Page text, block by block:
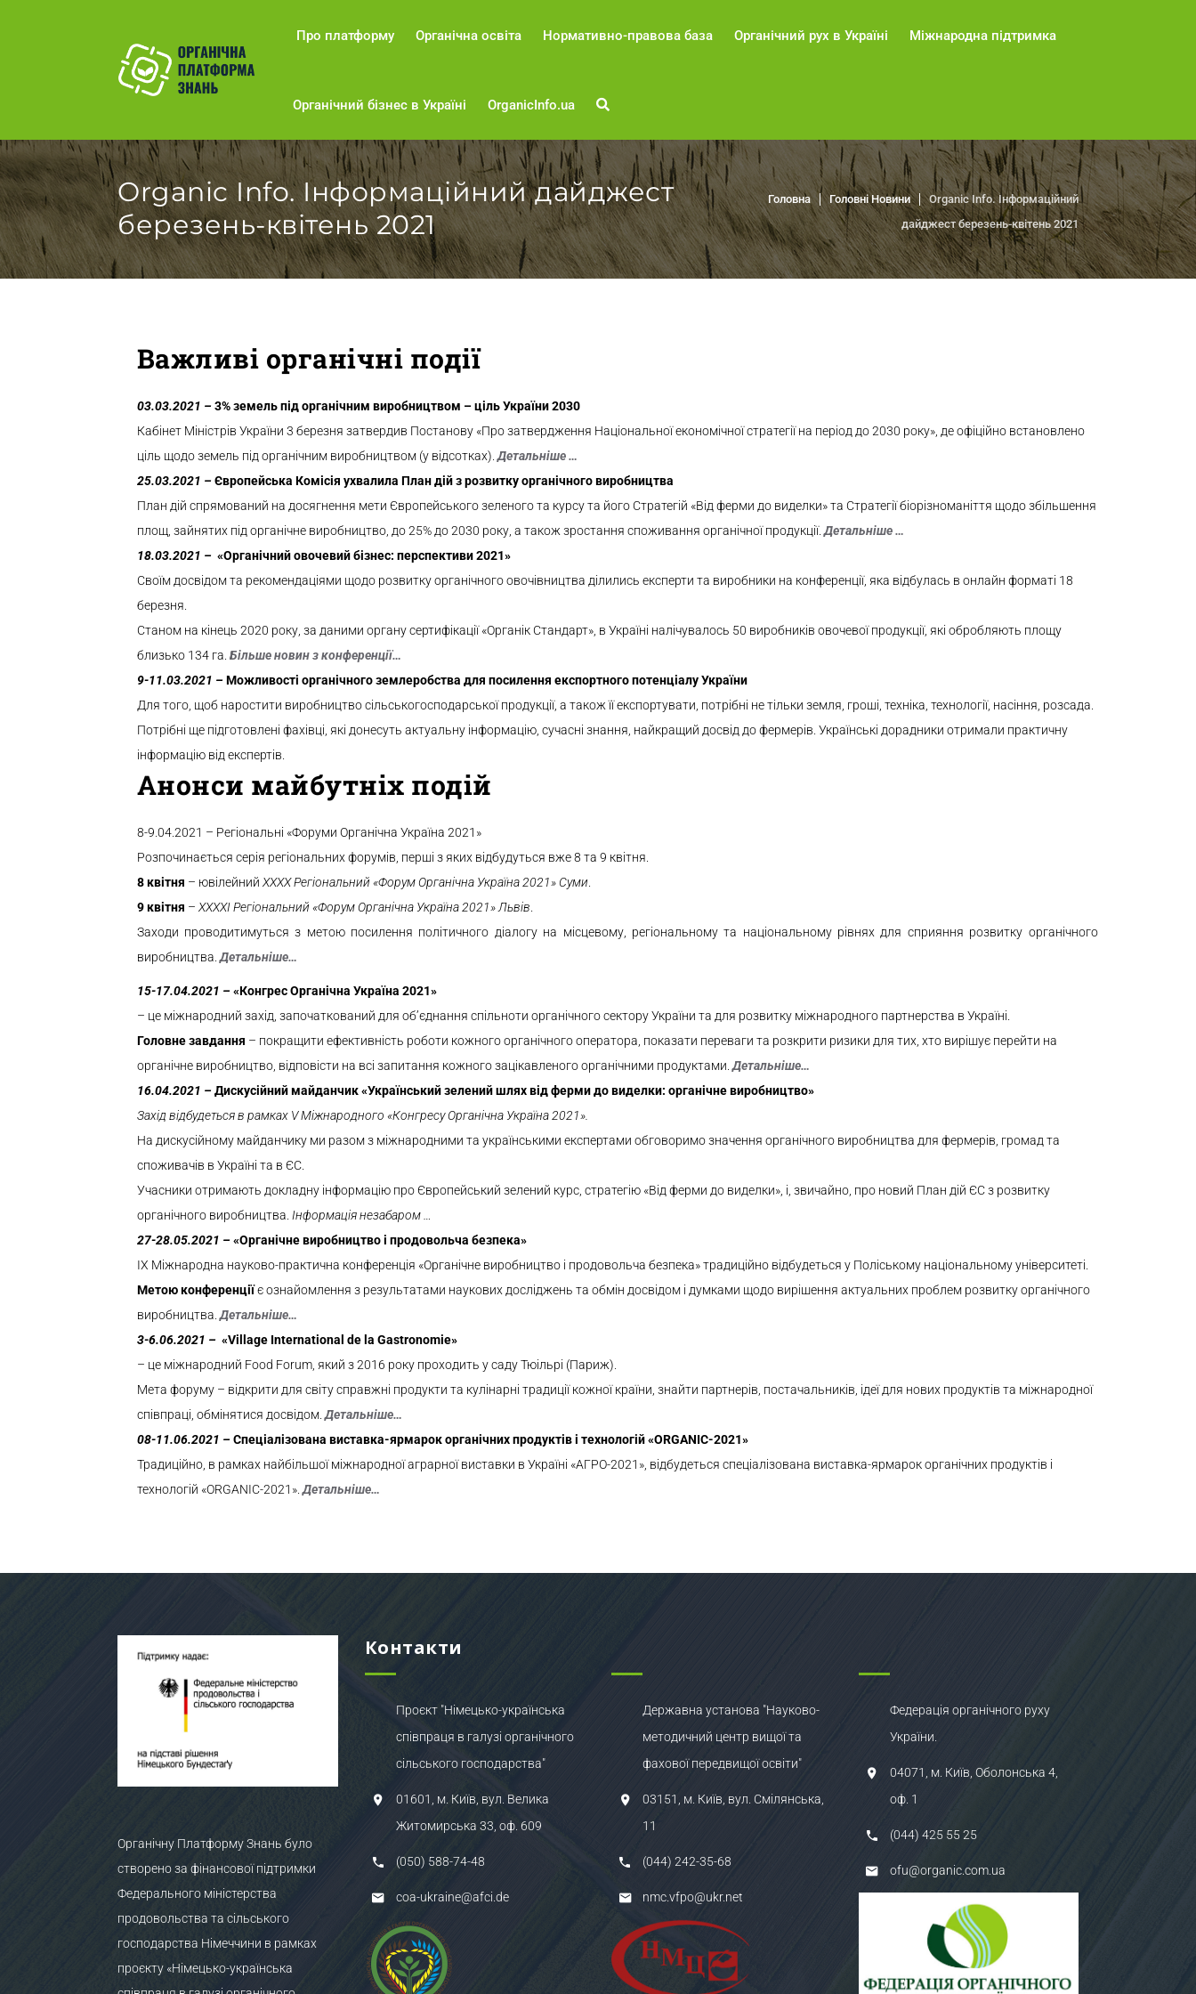
Про платформу Органічна освіта Нормативно-правова база Органічний рух в Україні Міжнародна підтримка
Органічний бізнес в Україні OrganicInfo.ua
Organic Info. Інформаційний дайджест
березень-квітень 2021
Головна Головні Новини
Organic Info. Інформаційний
дайджест березень-квітень 2021
Важливі органічні події
03.03.2021 – 3% земель під органічним виробництвом – ціль України2030
Кабінет Міністрів України 3 березня затвердив Постанову «Про затвердження Національної економічної стратегії на період до2030 року», де офіційно встановлено
ціль щодо земель під органічним виробництвом (у відсотках).Детальніше …
25.03.2021 – Європейська Комісія ухвалила План дій з розвитку органічного виробництва
План дій спрямований на досягнення мети Європейського зеленого та курсу та його Стратегій «Від ферми до виделки» та Стратегії біорізноманіття щодо збільшення
площ, зайнятих під органічне виробництво, до 25% до2030 року, а також зростання споживання органічної продукції.Детальніше …
18.03.2021 – «Органічний овочевий бізнес: перспективи 2021»
Своїм досвідом та рекомендаціями щодо розвитку органічного овочівництва ділились експерти та виробники на конференції, яка відбулась в онлайн форматі 18
березня.
Станом на кінець 2020 року, за даними органу сертифікації «Органік Стандарт», в Україні налічувалось 50 виробників овочевої продукції, які обробляють площу
близько 134 га. Більше новин з конференції…
9-11.03.2021 – Можливості органічного землеробства для посилення експортного потенціалу України
Для того, щоб наростити виробництво сільськогосподарської продукції, а також її експортувати, потрібні не тільки земля, гроші, техніка, технології, насіння, розсада.
Потрібні ще підготовлені фахівці, які донесуть актуальну інформацію, сучасні знання, найкращий досвід до фермерів. Українські дорадники отримали практичну
інформацію від експертів.
Анонси майбутніх подій
8-9.04.2021 – Регіональні «Форуми Органічна Україна 2021»
Розпочинається серія регіональних форумів, перші з яких відбудуться вже 8 та 9 квітня.
8 квітня – ювілейний XХХХ Регіональний «Форум Органічна Україна 2021» Суми
9 квітня – XXХХІ Регіональний «Форум Органічна Україна 2021» Львів
Заходи проводитимуться з метою посилення політичного діалогу на місцевому, регіональному та національному рівнях для сприяння розвитку органічного
виробництва.Детальніше…
15-17.04.2021 – «Конгрес Органічна Україна 2021»
– це міжнародний захід, започаткований для об’єднання спільноти органічного сектору України та для розвитку міжнародного партнерства в Україні.
Головне завдання – покращити ефективність роботи кожного органічного оператора, показати переваги та розкрити ризики для тих, хто вирішує перейти на
органічне виробництво, відповісти на всі запитання кожного зацікавленого органічними продуктами.Детальніше…
16.04.2021 – Дискусійний майданчик «Український зелений шлях від ферми до виделки: органічне виробництво»
Захід відбудеться в рамках V Міжнародного «Конгресу Органічна Україна 2021».
На дискусійному майданчику ми разом з міжнародними та українськими експертами обговоримо значення органічного виробництва для фермерів, громад та
споживачів в Україні та в ЄС.
Учасники отримають докладну інформацію про Європейський зелений курс, стратегію «Від ферми до виделки», і, звичайно, про новий План дій ЄС з розвитку
органічного виробництва. Інформація незабаром …
27-28.05.2021 – «Органічне виробництво і продовольча безпека»
IX Міжнародна науково-практична конференція «Органічне виробництво і продовольча безпека» традиційно відбудеться у Поліському національному університеті.
Метою конференціїє ознайомлення з результатами наукових досліджень та обмін досвідом і думками щодо вирішення актуальних проблем розвитку органічного
виробництва.Детальніше…
3-6.06.2021 – «Village International de la Gastronomie»
– це міжнародний Food Forum, який з2016 року проходить у саду Тюільрі (Париж).
Мета форуму – відкрити для світу справжні продукти та кулінарні традиції кожної країни, знайти партнерів, постачальників, ідеї для нових продуктів та міжнародної
співпраці, обмінятися досвідом.Детальніше…
08-11.06.2021 – Спеціалізована виставка-ярмарок органічних продуктів і технологій «ORGANIC-2021»
Традиційно, в рамках найбільшої міжнародної аграрної виставки в Україні «АГРО-2021», відбудеться спеціалізована виставка-ярмарок органічних продуктів і
технологій «ORGANIC-2021».Детальніше…
Органічну Платформу Знань було
створено за фінансової підтримки
Федерального міністерства
продовольства та сільського
господарства Німеччини в рамках
проєкту «Німецько-українська
Контакти
Проєкт "Німецько-українська
співпраця в галузі органічного
сільського господарства"
01601, м. Київ, вул. Велика
Житомирська 33, оф. 609
(050) 588-74-48
coa-ukraine@afci.de
Державна установа "Науково-
методичний центр вищої та
фахової передвищої освіти"
03151, м. Київ, вул. Смілянська,
11
(044) 242-35-68
nmc.vfpo@ukr.net
Федерація органічного руху
України.
04071, м. Київ, Оболонська 4,
оф. 1
(044) 425 55 25
ofu@organic.com.ua